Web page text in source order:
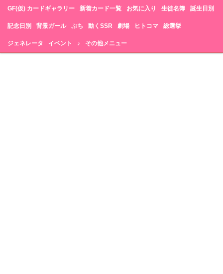
GF(仮) カードギャラリー 新着カード一覧 お気に入り 生徒名簿 誕生日別
記念日別 背景ガール ぷち 動くSSR 劇場 ヒトコマ 総選挙
ジェネレータ イベント ♪ その他メニュー